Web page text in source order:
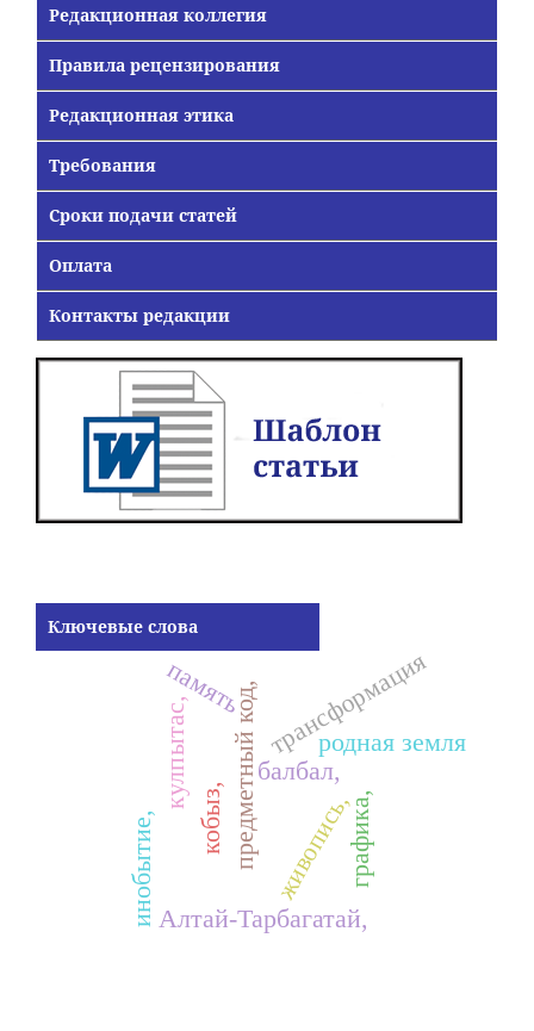
Редакционная коллегия
Правила рецензирования
Редакционная этика
Требования
Сроки подачи статей
Оплата
Контакты редакции
Ключевые слова
живопись,графика,
кобыз,
балбал,
кулпытас, предметный код,
инобытие,
память трансформация
Алтай-Тарбагатай,
родная земля